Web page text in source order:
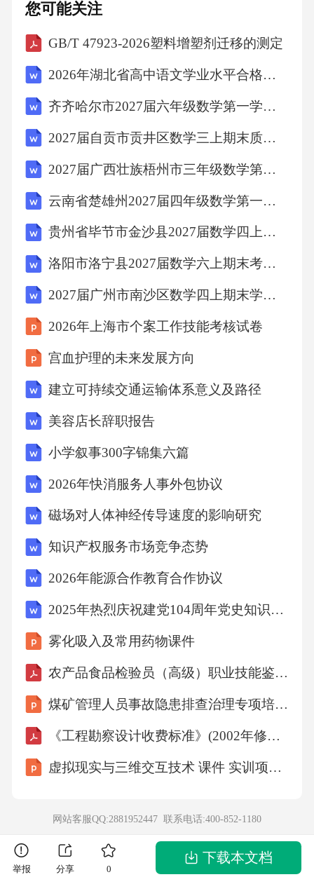
者反应体重监测每日测量体重，评估营养状况
及消耗程度饮食摄入记录详细记录每日饮食种
类及摄入量生化指标监测每周检测白蛋白、前
2.3营养支持：2.3.2营养支持方案
早期肠内营养病情允许时尽早给予高热量、高
饲管提供营养，每4小时喂食1次肠外营养严重
营养不良或肠内营养无法耐受时考虑TPN支持营
养补充剂补充维生素D、维生素C及复合维生素
标本采集咽拭子标本用于麻疹病毒检测，采集
时使用无菌棉签擦拭咽后壁血常规检测评估感
染程度及炎症反应痰培养怀疑继发细菌感染时
采集痰液培养致病菌抗病毒治疗遵医嘱使用利
果选用敏感抗生素对症治疗高热时物理降温，
咳嗽剧烈时使用镇咳药物免疫支持严重者可使
用免疫球蛋白预防感染扩散2.4病原学监测与治
教：2.5.1情绪支持
心理评估评估患者及家属焦虑、恐惧等情绪状
沟通技巧使用通俗易懂语言解释病情及治疗方
案
家属支持指导家属参与护理，提供情感支持
知行为疗法2.5心理护理与健康宣教：2.5.2健康
疾病知识讲解麻疹并发症及预防措施
您可能关注
GB/T 47923-2026塑料增塑剂迁移的测定
2026年湖北省高中语文学业水平合格性模拟卷（一）（文字版含答案）
齐齐哈尔市2027届六年级数学第一学期期末学业质量监测试题含解析
2027届自贡市贡井区数学三上期末质量检测试题含解析
2027届广西壮族梧州市三年级数学第一学期期末调研模拟试题含解析
云南省楚雄州2027届四年级数学第一学期期末质量检测模拟试题含解析
贵州省毕节市金沙县2027届数学四上期末考试试题含解析
洛阳市洛宁县2027届数学六上期末考试模拟试题含解析
2027届广州市南沙区数学四上期末学业质量监测试题含解析
2026年上海市个案工作技能考核试卷
宫血护理的未来发展方向
建立可持续交通运输体系意义及路径
美容店长辞职报告
小学叙事300字锦集六篇
2026年快消服务人事外包协议
磁场对人体神经传导速度的影响研究
知识产权服务市场竞争态势
2026年能源合作教育合作协议
2025年热烈庆祝建党104周年党史知识竞赛题库及答案（共300题）
雾化吸入及常用药物课件
农产品食品检验员（高级）职业技能鉴定考试题及答案
煤矿管理人员事故隐患排查治理专项培训课件
《工程勘察设计收费标准》(2002年修订本)
虚拟现实与三维交互技术 课件 实训项目3 开发虚拟文旅虚拟交互项目的技术实操
网站客服QQ:2881952447 联系电话:400-852-1180
举报 分享 0
下载本文档